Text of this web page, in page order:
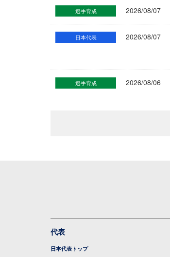
選手育成 2026/08/07
日本代表 2026/08/07
選手育成 2026/08/06
代表
日本代表トップ